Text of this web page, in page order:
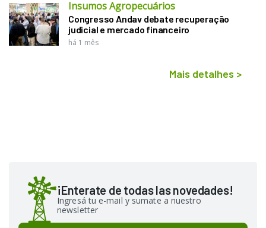
Insumos Agropecuários
Congresso Andav debate recuperação
judicial e mercado financeiro
há 1 mês
Mais detalhes >
¡Enterate de todas las novedades!
Ingresá tu e-mail y sumate a nuestro
newsletter